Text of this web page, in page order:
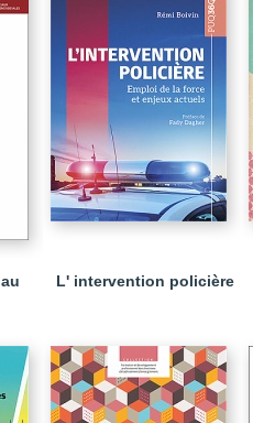
L' intervention policière